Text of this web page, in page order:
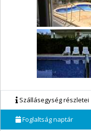
Szállásegység részletei
Foglaltság naptár